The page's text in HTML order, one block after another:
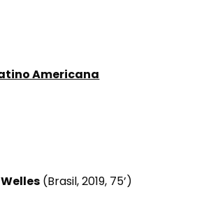
Americana
(Brasil, 2019, 75’)